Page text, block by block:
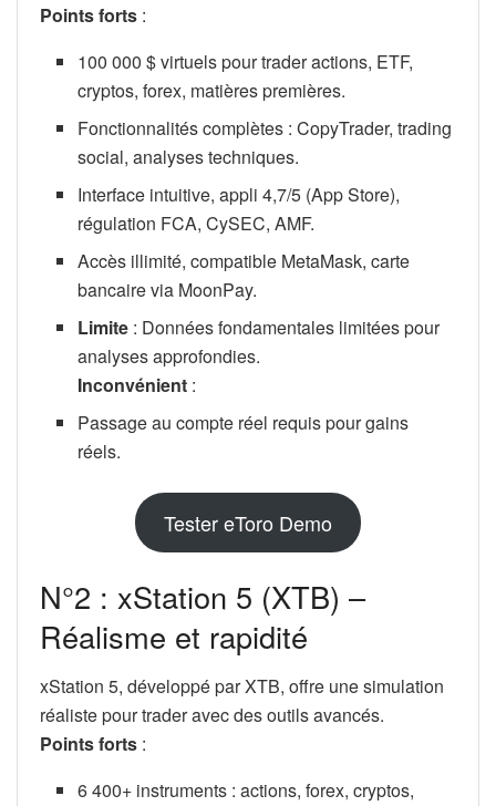
Points forts :
100 000 $ virtuels pour trader actions, ETF,
cryptos, forex, matières premières.
Fonctionnalités complètes : CopyTrader, trading
social, analyses techniques.
Interface intuitive, appli 4,7/5 (App Store),
régulation FCA, CySEC, AMF.
Accès illimité, compatible MetaMask, carte
bancaire via MoonPay.
Limite : Données fondamentales limitées pour
analyses approfondies.
Inconvénient :
Passage au compte réel requis pour gains
réels.
Tester eToro Demo
N°2 : xStation 5 (XTB) –
Réalisme et rapidité
xStation 5, développé par XTB, offre une simulation
réaliste pour trader avec des outils avancés.
Points forts :
6 400+ instruments : actions, forex, cryptos,